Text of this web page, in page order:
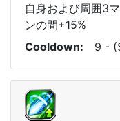
自身および周囲3
ンの間+15%
Cooldown
9 -